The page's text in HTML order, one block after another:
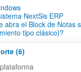
NextSis ERP
abra el Block de Notas
tipo clásico)?
(6)